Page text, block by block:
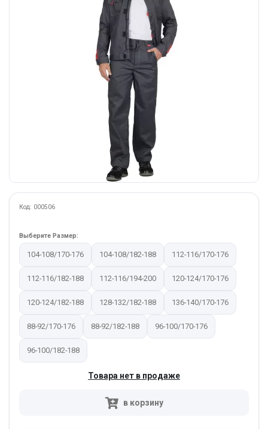
Код: 000506
Выберите Размер:
104-108/170-176 104-108/182-188 112-116/170-176
112-116/182-188 112-116/194-200 120-124/170-176
120-124/182-188 128-132/182-188 136-140/170-176
88-92/170-176 88-92/182-188 96-100/170-176
96-100/182-188
Товара нет в продаже
в корзину